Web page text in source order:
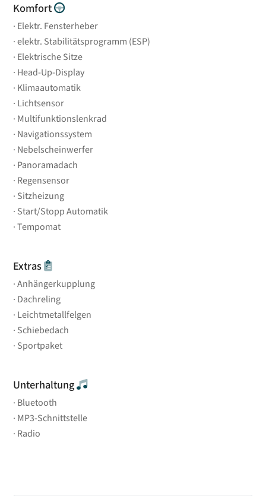
Komfort
Elektr. Fensterheber
elektr. Stabilitätsprogramm (ESP)
Elektrische Sitze
Head-Up-Display
Klimaautomatik
Lichtsensor
Multifunktionslenkrad
Navigationssystem
Nebelscheinwerfer
Panoramadach
Regensensor
Sitzheizung
Start/Stopp Automatik
Tempomat
Extras
Anhängerkupplung
Dachreling
Leichtmetallfelgen
Schiebedach
Sportpaket
Unterhaltung
Bluetooth
MP3-Schnittstelle
Radio